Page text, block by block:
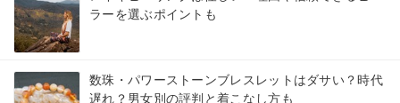
ラーを選ぶポイントも
数珠・パワーストーンブレスレットはダサい？時代
遅れ？男女別の評判と着こなし方も